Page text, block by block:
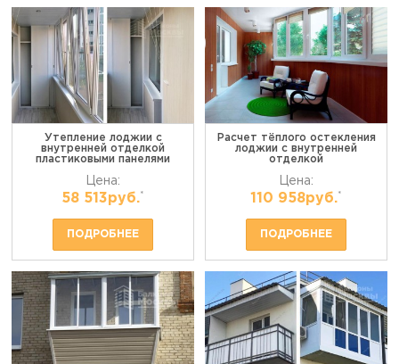
Утепление лоджии с
внутренней отделкой
пластиковыми панелями
Цена:
58 513руб.*
ПОДРОБНЕЕ
Расчет тёплого остекления
лоджии с внутренней
отделкой
Цена:
110 958руб.*
ПОДРОБНЕЕ